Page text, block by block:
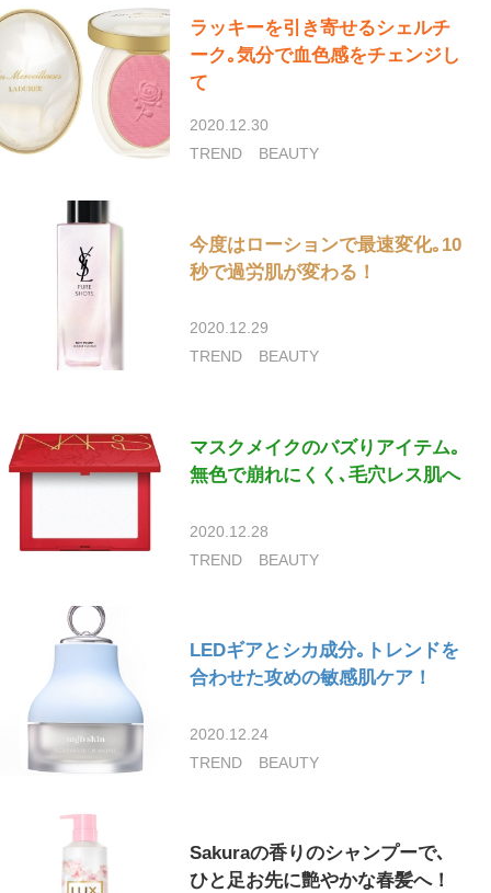
ラッキーを引き寄せるシェルチ
ーク｡気分で血色感をチェンジし
て
2020.12.30
TREND
BEAUTY
今度はローションで最速変化｡10
秒で過労肌が変わる！
2020.12.29
TREND
BEAUTY
マスクメイクのバズりアイテム｡
無色で崩れにくく､毛穴レス肌へ
2020.12.28
TREND
BEAUTY
LEDギアとシカ成分｡トレンドを
合わせた攻めの敏感肌ケア！
2020.12.24
TREND
BEAUTY
Sakuraの香りのシャンプーで､
ひと足お先に艶やかな春髪へ！